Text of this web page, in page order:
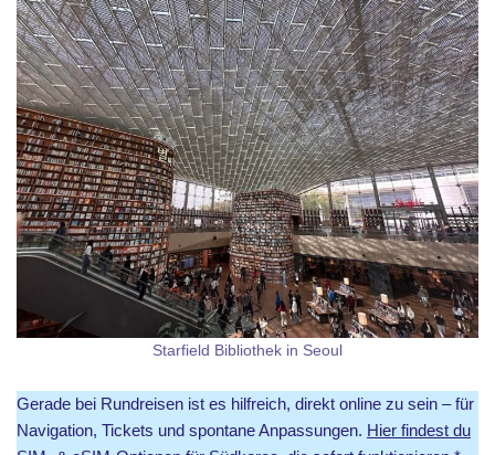
Starfield Bibliothek in Seoul
Gerade bei Rundreisen ist es hilfreich, direkt online zu sein – für
Navigation, Tickets und spontane Anpassungen. Hier findest du